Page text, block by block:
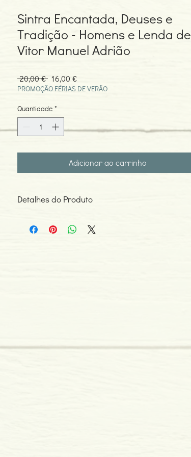
Sintra Encantada, Deuses e
Tradição - Homens e Lenda de
Vitor Manuel Adrião
20,00 € Preço
normal
16,00 €Preço
promocional
PROMOÇÃO FÉRIAS DE VERÃO
Quantidade *
Adicionar ao carrinho
Detalhes do Produto
Edição ou reimpressão: 05-2018